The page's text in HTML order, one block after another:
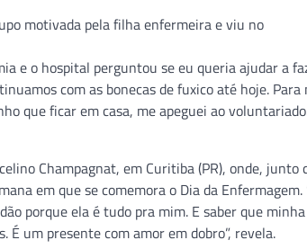
motivada pela filha enfermeira e viu no
e o hospital perguntou se eu queria ajudar a
com as bonecas de fuxico até hoje. Para
que ficar em casa, me apeguei ao
Champagnat, em Curitiba (PR), onde, junto
em que se comemora o Dia da Enfermagem.
porque ela é tudo pra mim. E saber que
um presente com amor em dobro”, revela.